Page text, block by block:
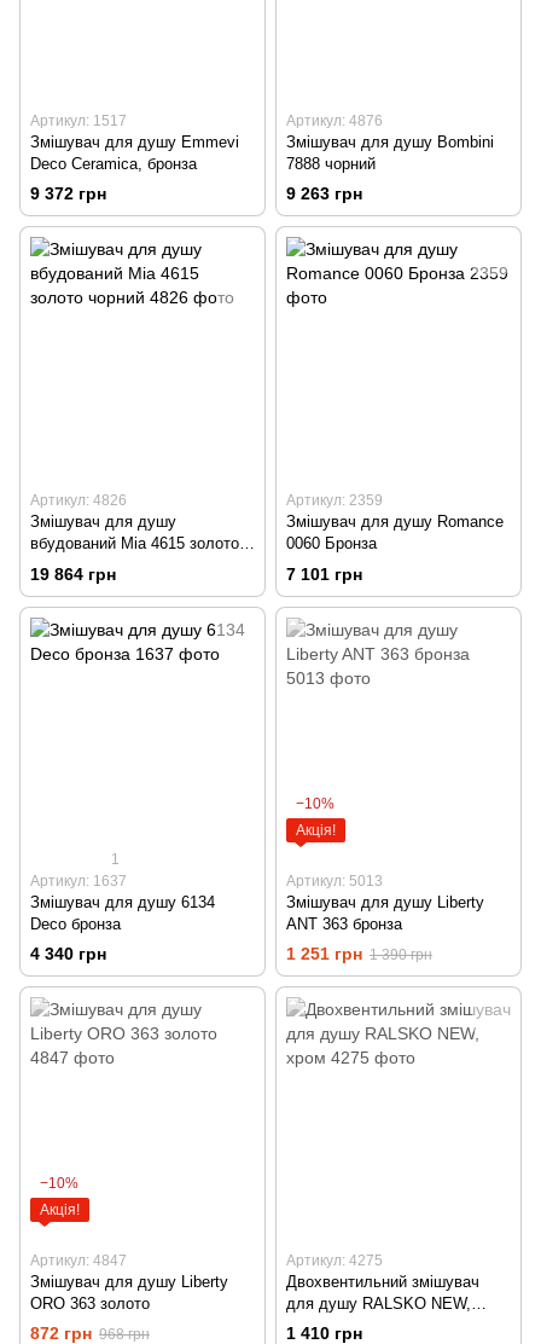
Артикул: 1517
Змішувач для душу Emmevi
Deco Ceramica, бронза
9 372 грн
Артикул: 4876
Змішувач для душу Bombini
7888 чорний
9 263 грн
Артикул: 4826
Змішувач для душу
вбудований Mia 4615 золото
чорний
19 864 грн
Артикул: 2359
Змішувач для душу Romance
0060 Бронза
7 101 грн
1
Артикул: 1637
Змішувач для душу 6134
Deco бронза
4 340 грн
−10%
Акція!
Артикул: 5013
Змішувач для душу Liberty
ANT 363 бронза
1 251 грн 1 390 грн
−10%
Акція!
Артикул: 4847
Змішувач для душу Liberty
ORO 363 золото
872 грн 968 грн
Артикул: 4275
Двохвентильний змішувач
для душу RALSKO NEW,
хром
1 410 грн